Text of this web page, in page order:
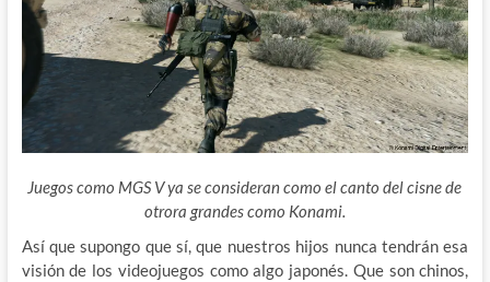
Juegos como MGS V ya se consideran como el canto del cisne de
otrora grandes como Konami.
Así que supongo que sí, que nuestros hijos nunca tendrán esa
visión de los videojuegos como algo japonés. Que son chinos,